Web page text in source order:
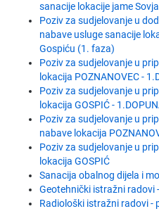
sanacije lokacije jame
Poziv za sudjelovanje u
nabave usluge sanacije
Gospiću (1. faza)
Poziv za sudjelovanje u
lokacija POZNANOVEC -
Poziv za sudjelovanje u
lokacija GOSPIĆ -
​Poziv za sudjelovanje u
nabave lokacija
Poziv za sudjelovanje u
lokacija GOSPIĆ
Sanacija obalnog dijela i
Geotehnički istražni radovi
Radiološki istražni radovi -